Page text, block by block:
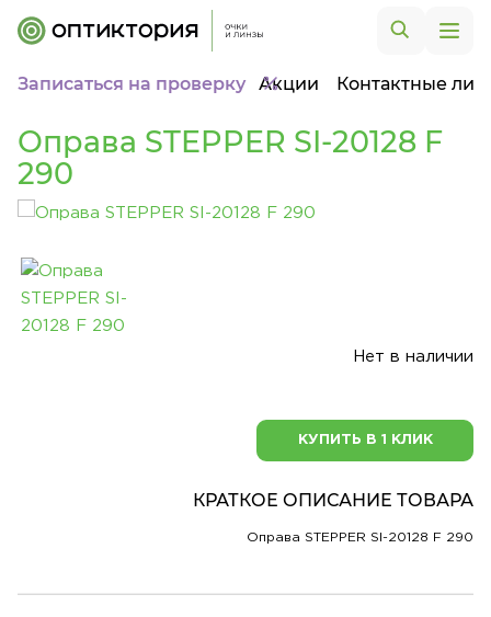
Записаться на проверку Акции Контактные
Оправа STEPPER SI-20128 F
290
Нет в наличии
КУПИТЬ В 1 КЛИК
КРАТКОЕ ОПИСАНИЕ ТОВАРА
Оправа STEPPER SI-20128 F 290